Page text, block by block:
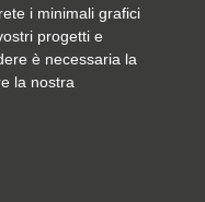
i minimali grafici
progetti e
è necessaria la
la nostra